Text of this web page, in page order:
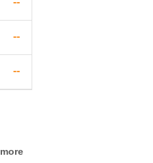
--
--
more